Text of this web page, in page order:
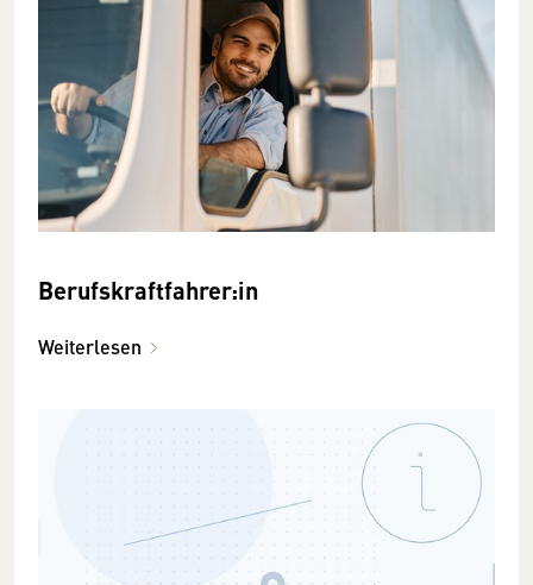
Berufskraftfahrer:in
Weiterlesen